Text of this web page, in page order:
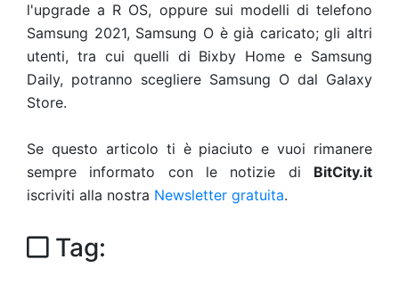
l'upgrade a R OS, oppure sui modelli di telefono
Samsung 2021, Samsung O è già caricato; gli altri
utenti, tra cui quelli di Bixby Home e Samsung
Daily, potranno scegliere Samsung O dal Galaxy
Store.
Se questo articolo ti è piaciuto e vuoi rimanere
sempre informato con le notizie di BitCity.it
iscriviti alla nostra Newsletter gratuita.
Tag: